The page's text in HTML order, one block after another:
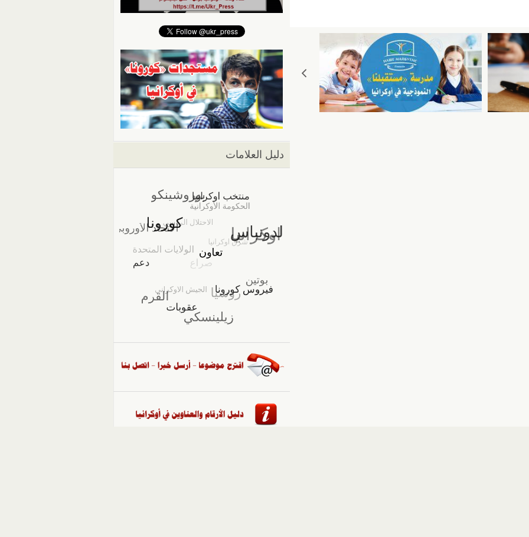
دليل العلامات